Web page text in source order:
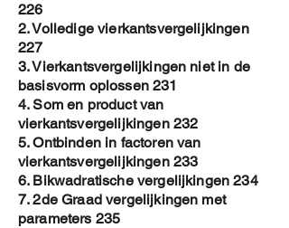
226
2. Volledige vierkantsvergelijkingen
227
3. Vierkantsvergelijkingen niet in de
basisvorm oplossen 231
4. Som en product van
vierkantsvergelijkingen 232
5. Ontbinden in factoren van
vierkantsvergelijkingen 233
6. Bikwadratische vergelijkingen 234
7. 2de Graad vergelijkingen met
parameters 235